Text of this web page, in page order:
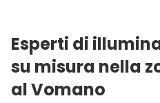
Esperti di
su misura nella
al Vomano